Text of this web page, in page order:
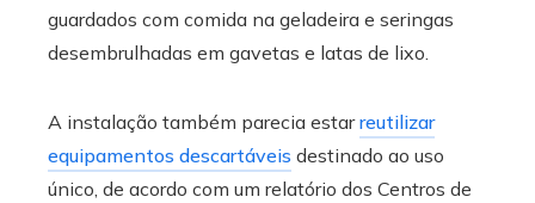
guardados com comida na geladeira e seringas
desembrulhadas em gavetas e latas de lixo.
A instalação também parecia estarreutilizar
equipamentos descartáveis destinado ao uso
único, de acordo com um relatório dos Centros de